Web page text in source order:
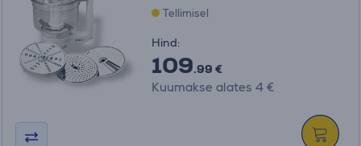
Tellimisel
Hind:
109.99 €
Kuumakse alates 4 €